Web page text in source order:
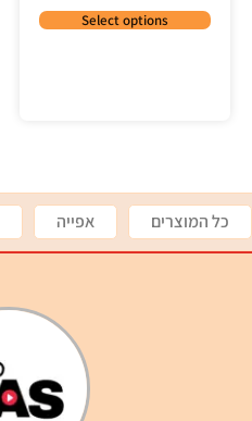
Select options
כל המוצרים אפייה